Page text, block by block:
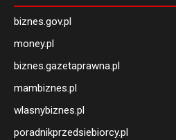
biznes.gov.pl
money.pl
biznes.gazetaprawna.pl
mambiznes.pl
wlasnybiznes.pl
poradnikprzedsiebiorcy.pl